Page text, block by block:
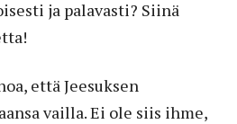
ja palavasti? Siinä
että Jeesuksen
vailla. Ei ole siis ihme,